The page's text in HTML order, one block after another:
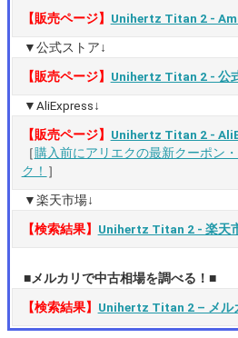
【販売ページ】 Unihertz Titan 2 ‐
▼公式ストア↓
【販売ページ】 Unihertz Titan 2 ‐ 公
▼AliExpress↓
【販売ページ】 Unihertz Titan 2 ‐
［購入前にアリエクの最新クーポン
ク！ ］
▼楽天市場↓
【検索結果】 Unihertz Titan 2 ‐ 楽天
■メルカリで中古相場を調べる！■
【検索結果】 Unihertz Titan 2 – メル